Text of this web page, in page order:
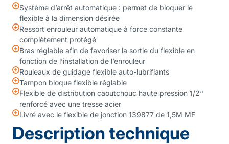
Système d’arrêt automatique : permet de bloquer le
flexible à la dimension désirée
Ressort enrouleur automatique à force constante
complètement protégé
Bras réglable afin de favoriser la sortie du flexible en
fonction de l’installation de l’enrouleur
Rouleaux de guidage flexible auto-lubrifiants
Tampon bloque flexible réglable
Flexible de distribution caoutchouc haute pression 1/2‘’
renforcé avec une tresse acier
Livré avec le flexible de jonction 139877 de 1,5M MF
Description technique